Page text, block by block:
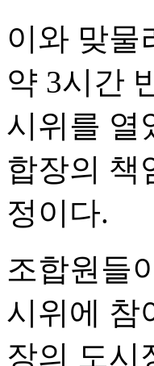
이와 맞물
약 3시간
시위를 열
합장의 책
정이다.
조합원들
시위에 참
장의 도시